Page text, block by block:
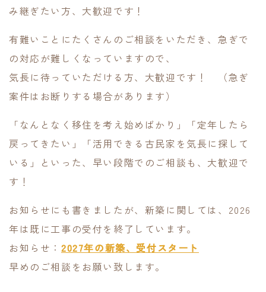
み継ぎたい方、大歓迎です！
有難いことにたくさんのご相談をいただき、急ぎで
の対応が難しくなっていますので、
気長に待っていただける方、大歓迎です！ （急ぎ
案件はお断りする場合があります）
「なんとなく移住を考え始めばかり」「定年したら
戻ってきたい」「活用できる古民家を気長に探して
いる」といった、早い段階でのご相談も、大歓迎で
す！
お知らせにも書きましたが、新築に関しては、2026
年は既に工事の受付を終了しています。
お知らせ： 2027年の新築、受付スタート
早めのご相談をお願い致します。